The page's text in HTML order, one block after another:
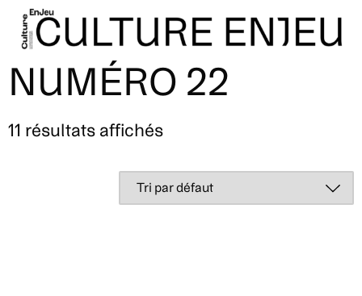
NUMÉRO 22
11 résultats affichés